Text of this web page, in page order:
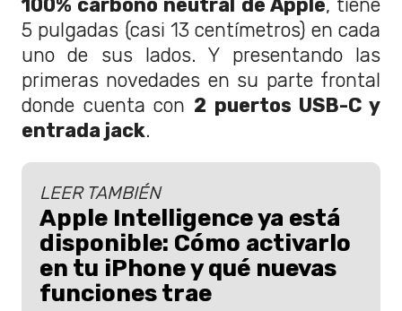
100% carbono neutral de Apple, tiene
5 pulgadas (casi 13 centímetros) en cada
uno de sus lados. Y presentando las
primeras novedades en su parte frontal
donde cuenta con 2 puertos USB-C y
entrada jack.
LEER TAMBIÉN
Apple Intelligence ya está
disponible: Cómo activarlo
en tu iPhone y qué nuevas
funciones trae